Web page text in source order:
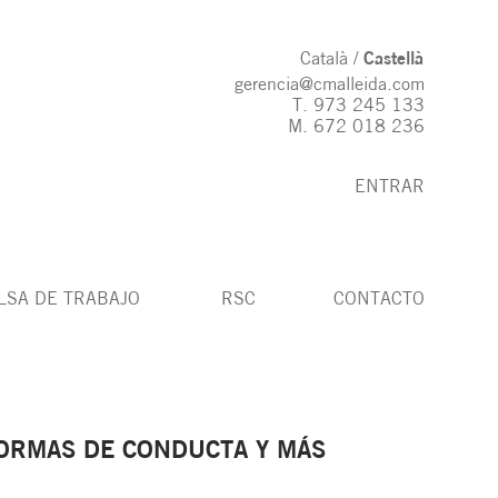
Català
Castellà
gerencia@cmalleida.com
T. 973 245 133
M. 672 018 236
ENTRAR
DE TRABAJO RSC CONTACTO
DE CONDUCTA Y MÁS